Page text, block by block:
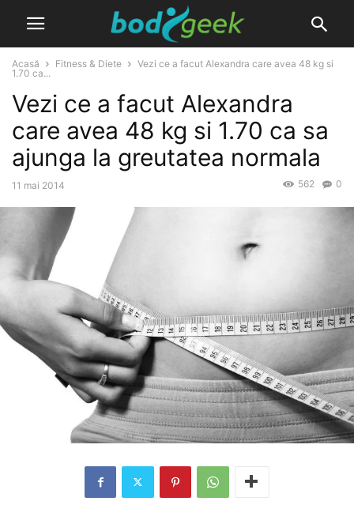
Acasă Fitness & Diete
Vezi ce a facut Alexandra care avea 48 kg si
1.70 ca...
Vezi ce a facut Alexandra
care avea 48 kg si 1.70 ca sa
ajunga la greutatea normala
11 mai 2014 0
562